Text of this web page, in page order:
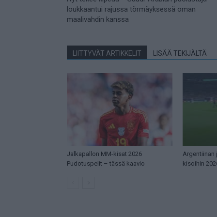
loukkaantui rajussa törmäyksessä oman
maalivahdin kanssa
LIITTYVÄT ARTIKKELIT LISÄÄ TEKIJÄLTÄ
Jalkapallon MM-kisat 2026
Pudotuspelit – tässä kaavio
Argentiinan
kisoihin